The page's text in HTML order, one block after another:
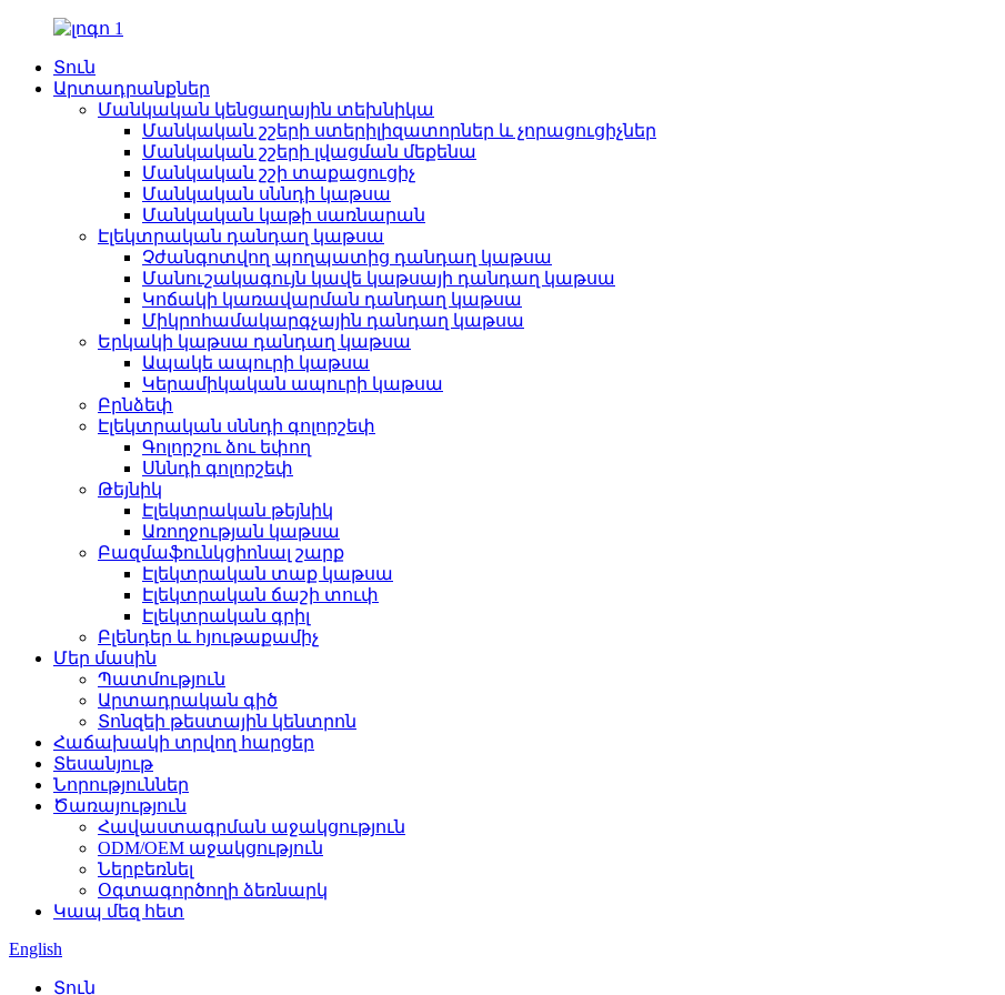
Տուն
Արտադրանքներ
Մանկական կենցաղային տեխնիկա
Մանկական շշերի ստերիլիզատորներ և չորացուցիչներ
Մանկական շշերի լվացման մեքենա
Մանկական շշի տաքացուցիչ
Մանկական սննդի կաթսա
Մանկական կաթի սառնարան
Էլեկտրական դանդաղ կաթսա
Չժանգոտվող պողպատից դանդաղ կաթսա
Մանուշակագույն կավե կաթսայի դանդաղ կաթսա
Կոճակի կառավարման դանդաղ կաթսա
Միկրոհամակարգչային դանդաղ կաթսա
Երկակի կաթսա դանդաղ կաթսա
Ապակե ապուրի կաթսա
Կերամիկական ապուրի կաթսա
Բրնձեփ
Էլեկտրական սննդի գոլորշեփ
Գոլորշու ձու եփող
Սննդի գոլորշեփ
Թեյնիկ
Էլեկտրական թեյնիկ
Առողջության կաթսա
Բազմաֆունկցիոնալ շարք
Էլեկտրական տաք կաթսա
Էլեկտրական ճաշի տուփ
Էլեկտրական գրիլ
Բլենդեր և հյութաքամիչ
Մեր մասին
Պատմություն
Արտադրական գիծ
Տոնզեի թեստային կենտրոն
Հաճախակի տրվող հարցեր
Տեսանյութ
Նորություններ
Ծառայություն
Հավաստագրման աջակցություն
ODM/OEM աջակցություն
Ներբեռնել
Օգտագործողի ձեռնարկ
Կապ մեզ հետ
English
Տուն